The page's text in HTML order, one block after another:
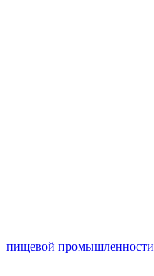
пищевой промышленности